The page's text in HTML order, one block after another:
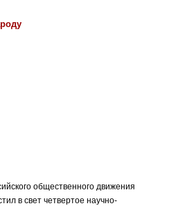
общественного движения
в свет четвертое научно-